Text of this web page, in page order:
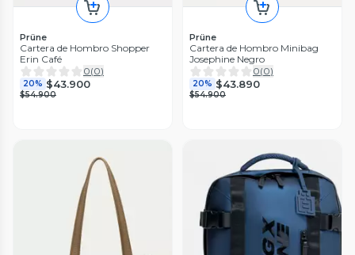
Prüne
Cartera de Hombro Shopper
Erin Café
0(0)
20% $43.900
$54.900
Prüne
Cartera de Hombro Minibag
Josephine Negro
0(0)
20% $43.890
$54.900